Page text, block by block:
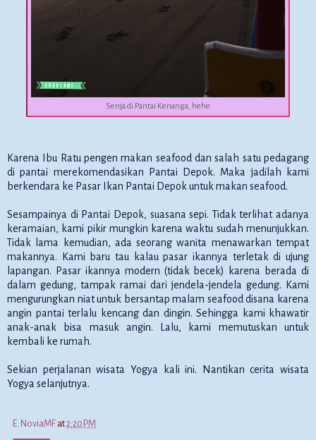
Senja di Pantai Kenanga, hehe
Karena Ibu Ratu pengen makan seafood dan salah satu pedagang
di pantai merekomendasikan Pantai Depok. Maka jadilah kami
berkendara ke Pasar Ikan Pantai Depok untuk makan seafood.
Sesampainya di Pantai Depok, suasana sepi. Tidak terlihat adanya
keramaian, kami pikir mungkin karena waktu sudah menunjukkan.
Tidak lama kemudian, ada seorang wanita menawarkan tempat
makannya. Kami baru tau kalau pasar ikannya terletak di ujung
lapangan. Pasar ikannya modern (tidak becek) karena berada di
dalam gedung, tampak ramai dari jendela-jendela gedung. Kami
mengurungkan niat untuk bersantap malam seafood disana karena
angin pantai terlalu kencang dan dingin. Sehingga kami khawatir
anak-anak bisa masuk angin. Lalu, kami memutuskan untuk
kembali ke rumah.
Sekian perjalanan wisata Yogya kali ini. Nantikan cerita wisata
Yogya selanjutnya.
E. NoviaMF at2:20 PM